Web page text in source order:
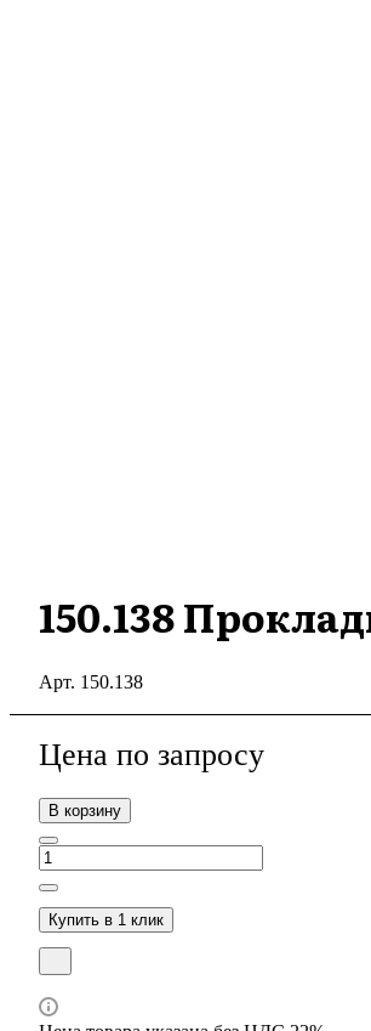
150.138
Арт. 150.138
Цена по запросу
В корзину
Купить в 1 клик